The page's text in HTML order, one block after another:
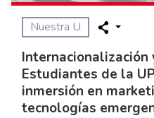
Nuestra U
Internacionalización
Estudiantes de la
inmersión en
tecnologías